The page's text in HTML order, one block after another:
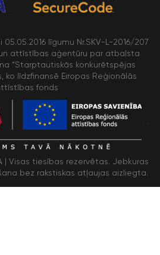
05.05.2016 līgumu Nr.SKV-L-2016/207
attīstības aģentūru par atbalsta
“Starptautiskās konkurētspējas
ko līdzfinansē Eiropas Reģionālās
fonds
| Visas tiesības rezervētas. Jebkuras
bez rakstiskas atļaujas aizliegta.